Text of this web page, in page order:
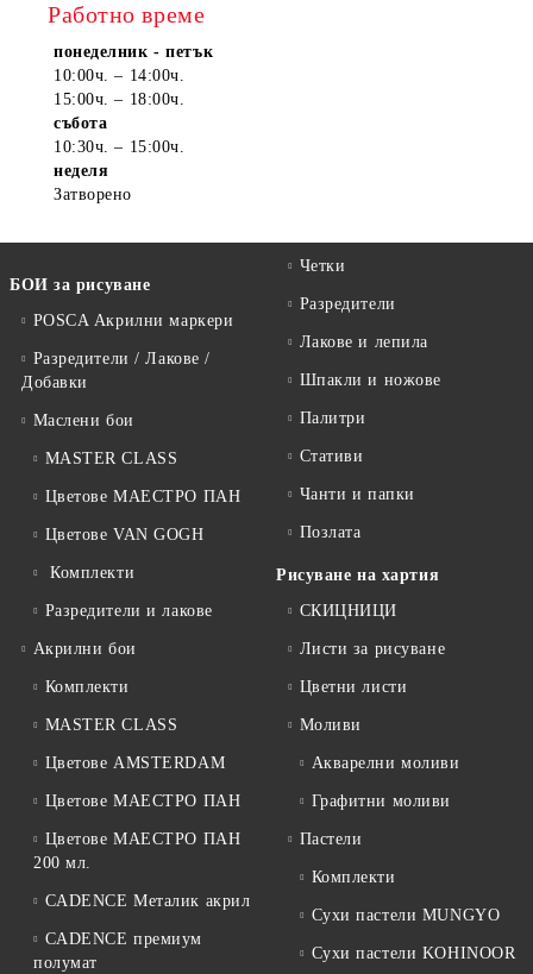
Работно време
понеделник - петък
10:00ч. – 14:00ч.
15:00ч. – 18:00ч.
събота
10:30ч. – 15:00ч.
неделя
Затворено
БОИ за рисуване
POSCA Акрилни маркери
Разредители / Лакове /
Добавки
Маслени бои
MASTER CLASS
Цветове МАЕСТРО ПАН
Цветове VAN GOGH
Комплекти
Разредители и лакове
Акрилни бои
Комплекти
MASTER CLASS
Цветове AMSTERDAM
Цветове МАЕСТРО ПАН
Цветове МАЕСТРО ПАН
200 мл.
CADENCE Металик акрил
CADENCE премиум
полумат
Четки
Разредители
Лакове и лепила
Шпакли и ножове
Палитри
Стативи
Чанти и папки
Позлата
Рисуване на хартия
СКИЦНИЦИ
Листи за рисуване
Цветни листи
Моливи
Акварелни моливи
Графитни моливи
Пастели
Комплекти
Сухи пастели MUNGYO
Сухи пастели KOHINOOR